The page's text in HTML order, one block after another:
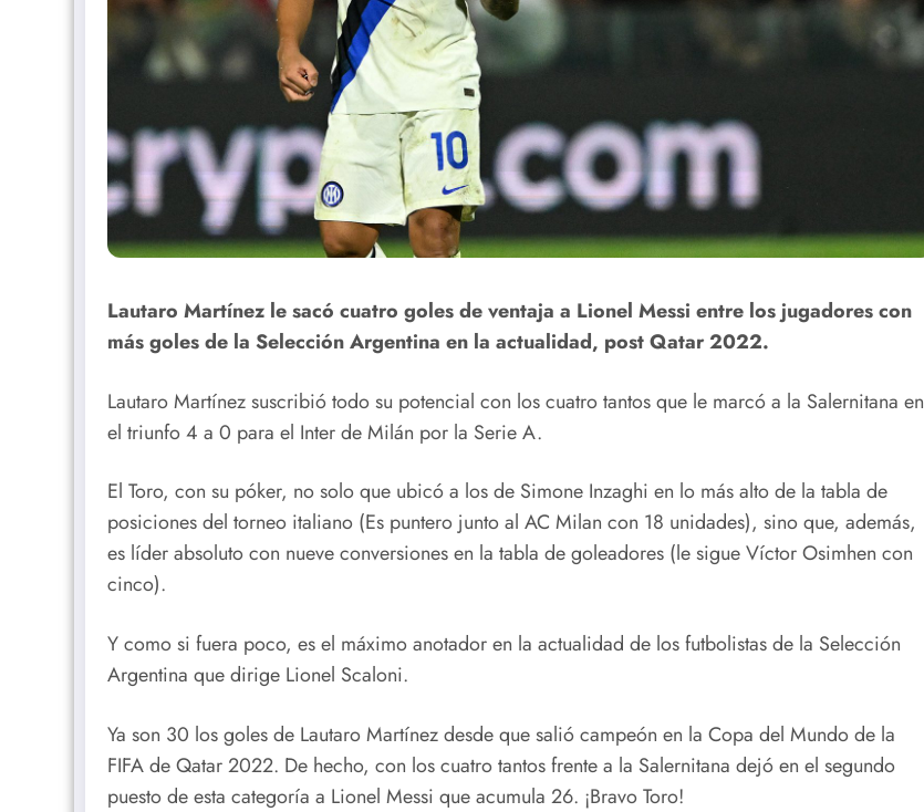
Lautaro Martínez le sacó cuatro goles de ventaja a Lionel Messi entre los jugadores con
más goles de la Selección Argentina en la actualidad, post Qatar 2022.
Lautaro Martínez suscribió todo su potencial con los cuatro tantos que le marcó a la Salernitana en
el triunfo 4 a 0 para el Inter de Milán por la Serie A.
El Toro, con su póker, no solo que ubicó a los de Simone Inzaghi en lo más alto de la tabla de
posiciones del torneo italiano (Es puntero junto al AC Milan con 18 unidades), sino que, además,
es líder absoluto con nueve conversiones en la tabla de goleadores (le sigue Víctor Osimhen con
cinco).
Y como si fuera poco, es el máximo anotador en la actualidad de los futbolistas de la Selección
Argentina que dirige Lionel Scaloni.
Ya son 30 los goles de Lautaro Martínez desde que salió campeón en la Copa del Mundo de la
FIFA de Qatar 2022. De hecho, con los cuatro tantos frente a la Salernitana dejó en el segundo
puesto de esta categoría a Lionel Messi que acumula 26. ¡Bravo Toro!